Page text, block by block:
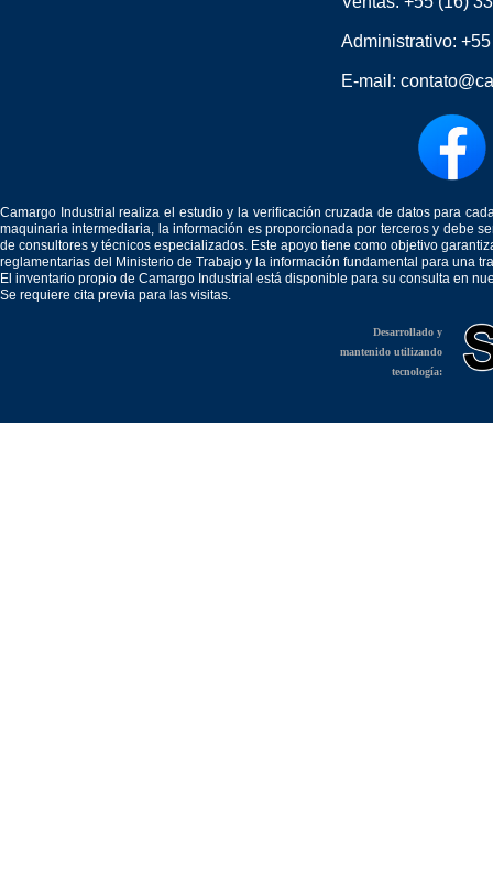
Administrativo:
E-mail:
Camargo Industrial realiza el estudio y la verificación cruzada de datos para
maquinaria intermediaria, la información es proporcionada por terceros y debe
de consultores y técnicos especializados. Este apoyo tiene como objetivo
reglamentarias del Ministerio de Trabajo y la información fundamental para una
El inventario propio de Camargo Industrial está disponible para su consulta en
Se requiere cita previa para las visitas.
Desarrollado y
mantenido utilizando
tecnología: